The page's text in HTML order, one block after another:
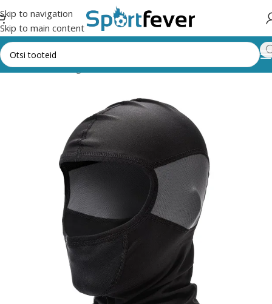
Skip to navigation
Skip to main content
Esileht Kõik kategooriad Riided, mütsid, kindad